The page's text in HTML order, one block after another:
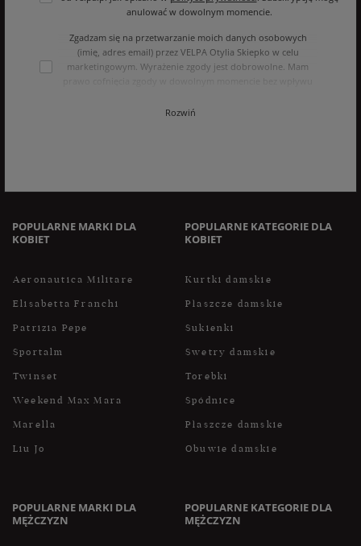
anulować w dowolnym momencie.
Zgadzam się na przetwarzanie moich danych osobowych
(imię, adres email) przez VELPA Otylia Skiepko w celu
marketingowym. Wyrażenie zgody jest dobrowolne. Mam
podstawie zgody przed jej cofnięciem. Mam prawo dostępu
Rozwiń
POPULARNE MARKI DLA
KOBIET
Aeronautica Militare
Elisabetta Franchi
Patrizia Pepe
Sportalm
Twinset
Weekend Max Mara
Marella
Liu Jo
POPULARNE KATEGORIE DLA
KOBIET
Kurtki damskie
Płaszcze damskie
Sukienki
Swetry damskie
Torebki
Spódnice
Płaszcze damskie
Obuwie damskie
POPULARNE MARKI DLA
MĘŻCZYZN
POPULARNE KATEGORIE DLA
MĘŻCZYZN